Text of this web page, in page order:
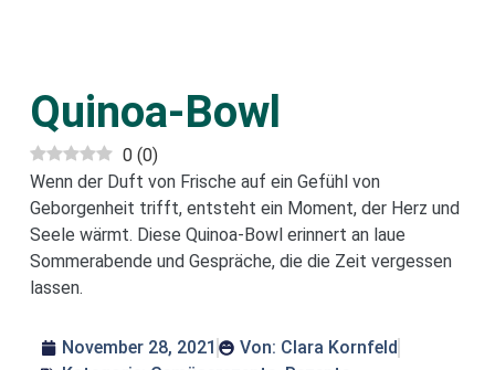
Quinoa-Bowl
0 (0)
Wenn der Duft von Frische auf ein Gefühl von
Geborgenheit trifft, entsteht ein Moment, der Herz und
Seele wärmt. Diese Quinoa-Bowl erinnert an laue
Sommerabende und Gespräche, die die Zeit vergessen
lassen.
November 28, 2021 Von: Clara Kornfeld